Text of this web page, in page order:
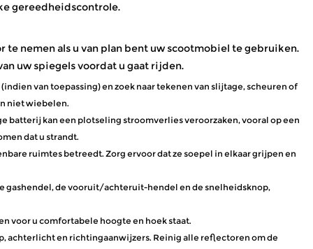
gereedheidscontrole.
nemen als u van plan bent uw scootmobiel te gebruiken.
uw spiegels voordat u gaat rijden.
van toepassing) en zoek naar tekenen van slijtage, scheuren of
niet wiebelen.
batterij kan een plotseling stroomverlies veroorzaken, vooral op een
dat u strandt.
ruimtes betreedt. Zorg ervoor dat ze soepel in elkaar grijpen en
de vooruit/achteruit-hendel en de snelheidsknop,
voor u comfortabele hoogte en hoek staat.
achterlicht en richtingaanwijzers. Reinig alle reflectoren om de